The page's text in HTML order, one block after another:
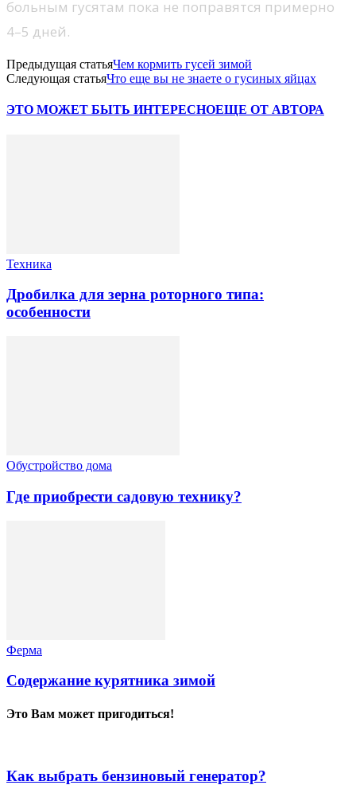
больным гусятам пока не поправятся примерно
4–5 дней.
Предыдущая статьяЧем кормить гусей зимой
Следующая статьяЧто еще вы не знаете о гусиных яйцах
ЭТО МОЖЕТ БЫТЬ ИНТЕРЕСНОЕЩЕ ОТ АВТОРА
Техника
Дробилка для зерна роторного типа:
особенности
Обустройство дома
Где приобрести садовую технику?
Ферма
Содержание курятника зимой
Это Вам может пригодиться!
Как выбрать бензиновый генератор?